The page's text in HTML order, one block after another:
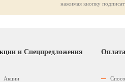
нажимая кнопку
и Спецпредложения
Акции